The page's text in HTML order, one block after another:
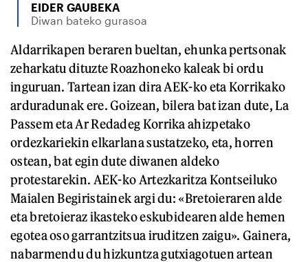
EIDER GAUBEKA
Diwan bateko gurasoa
Aldarrikapen beraren bueltan, ehunka pertsonak
zeharkatu dituzte Roazhoneko kaleak bi ordu
inguruan. Tartean izan dira AEK-ko eta Korrikako
arduradunak ere. Goizean, bilera bat izan dute, La
Passem eta Ar Redadeg Korrika ahizpetako
ordezkariekin elkarlana sustatzeko, eta, horren
ostean, bat egin dute diwanen aldeko
protestarekin. AEK-ko Artezkaritza Kontseiluko
Maialen Begiristainek argi du: «Bretoieraren alde
eta bretoieraz ikasteko eskubidearen alde hemen
egotea oso garrantzitsua iruditzen zaigu». Gainera,
nabarmendu du hizkuntza gutxiagotuen artean